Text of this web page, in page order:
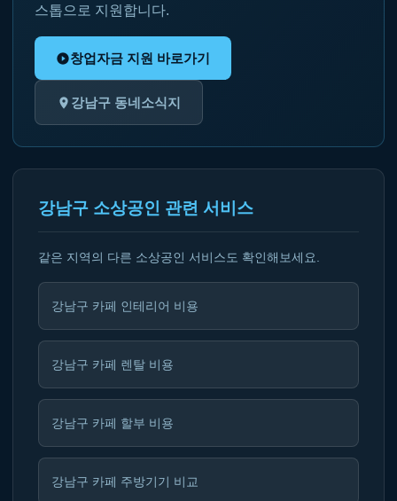
스톱으로 지원합니다.
창업자금 지원 바로가기
강남구 동네소식지
강남구 소상공인 관련 서비스
같은 지역의 다른 소상공인 서비스도 확인해보세요.
강남구 카페 인테리어 비용
강남구 카페 렌탈 비용
강남구 카페 할부 비용
강남구 카페 주방기기 비교